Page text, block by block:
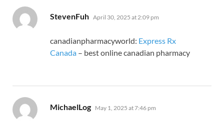
StevenFuh says:
April 30, 2025 at 2:09 pm
canadianpharmacyworld: Express Rx
Canada – best online canadian pharmacy
MichaelLog says:
May 1, 2025 at 7:46 pm